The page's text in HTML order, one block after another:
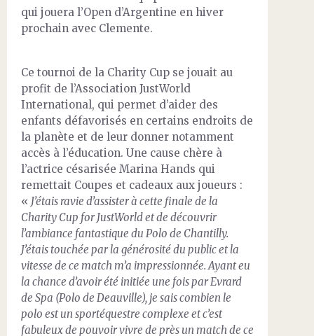
qui jouera l’Open d’Argentine en hiver
prochain avec Clemente.
Ce tournoi de la Charity Cup se jouait au
profit de l’Association JustWorld
International, qui permet d’aider des
enfants défavorisés en certains endroits de
la planète et de leur donner notamment
accès à l’éducation. Une cause chère à
l’actrice césarisée Marina Hands qui
remettait Coupes et cadeaux aux joueurs :
« J’étais ravie d’assister à cette finale de la
Charity Cup for JustWorld et de découvrir
l’ambiance fantastique du Polo de Chantilly.
J’étais touchée par la générosité du public et la
vitesse de ce match m’a impressionnée. Ayant eu
la chance d’avoir été initiée une fois par Evrard
de Spa (Polo de Deauville), je sais combien le
polo est un sportéquestre complexe et c’est
fabuleux de pouvoir vivre de près un match de ce